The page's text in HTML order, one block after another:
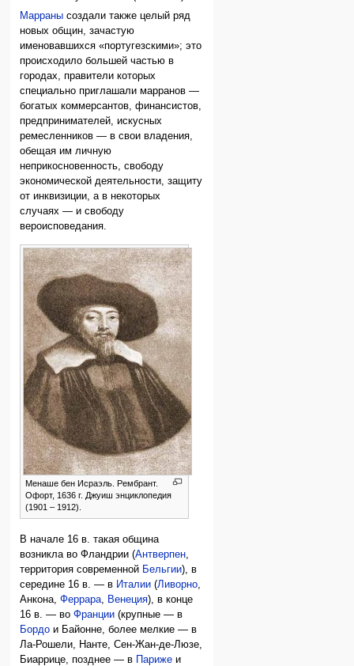
Марраны создали также целый ряд
новых общин, зачастую
именовавшихся «португезскими»; это
происходило большей частью в
городах, правители которых
специально приглашали марранов —
богатых коммерсантов, финансистов,
предпринимателей, искусных
ремесленников — в свои владения,
обещая им личную
неприкосновенность, свободу
экономической деятельности, защиту
от инквизиции, а в некоторых
случаях — и свободу
вероисповедания.
Менаше бен Исраэль. Рембрант.
Офорт, 1636 г. Джуиш энциклопедия
(1901 – 1912).
В начале 16 в. такая община
возникла во Фландрии (Антверпен
территория современной Бельгии), в
середине 16 в. — в Италии (Ливорно
Анкона,Феррара Венеция), в конце
16 в. — воФранции (крупные — в
Бордо и Байонне, более мелкие — в
Ла-Рошели, Нанте, Сен-Жан-де-Люзе,
Биаррице, позднее — в Париже и